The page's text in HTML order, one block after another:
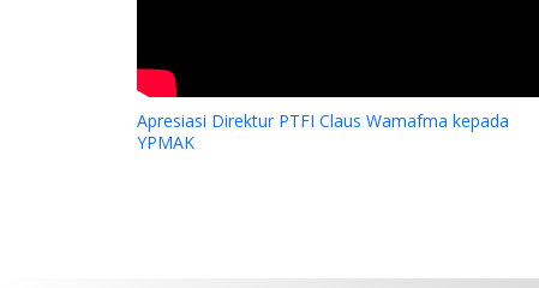
Apresiasi Direktur PTFI Claus Wamafma kepada
YPMAK